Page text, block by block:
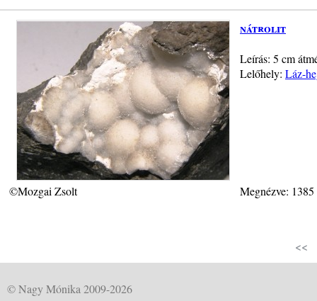
nátrolit
Leírás: 5 cm
Lelőhely: Láz-
©Mozgai Zsolt Megnézve:
<<
© Nagy Mónika 2009-2026